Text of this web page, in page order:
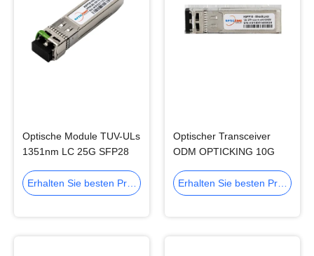
Optische Module TUV-ULs
1351nm LC 25G SFP28
Erhalten Sie besten Preis
Optischer Transceiver
ODM OPTICKING 10G
Erhalten Sie besten Preis